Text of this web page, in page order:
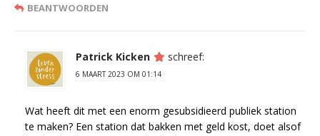
BEANTWOORDEN
Patrick Kicken schreef:
6 MAART 2023 OM 01:14
Wat heeft dit met een enorm gesubsidieerd publiek station
te maken? Een station dat bakken met geld kost, doet alsof